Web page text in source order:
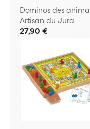
Dominos des
Artisan du Jura
27,90 €